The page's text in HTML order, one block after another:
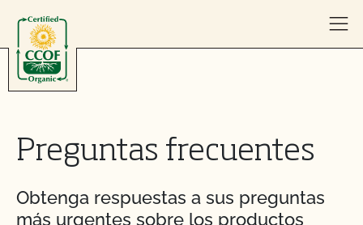
Preguntas frecuentes
Obtenga respuestas a sus preguntas
más urgentes sobre los productos